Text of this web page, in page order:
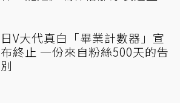
日V大代真白「畢業計數器」宣
布終止 一份來自粉絲500天的告
別